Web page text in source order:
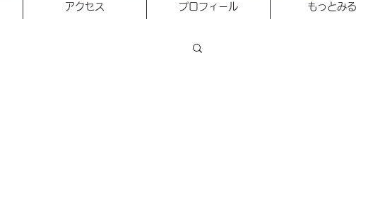
アクセス プロフィール もっとみる